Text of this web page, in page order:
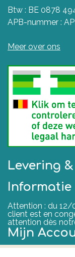
Btw : BE 0878
APB-nummer :
Meer over ons
Levering
Informatie
Attention : du
client est en
attention dès
Mijn